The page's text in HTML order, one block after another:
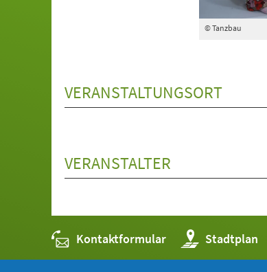
© Tanzbau
VERANSTALTUNGSORT
VERANSTALTER
Kontaktformular Stadtplan
(Öffnet
in
einem